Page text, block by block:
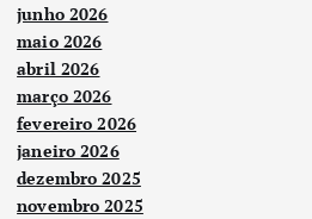
junho 2026
maio 2026
abril 2026
março 2026
fevereiro 2026
janeiro 2026
dezembro 2025
novembro 2025